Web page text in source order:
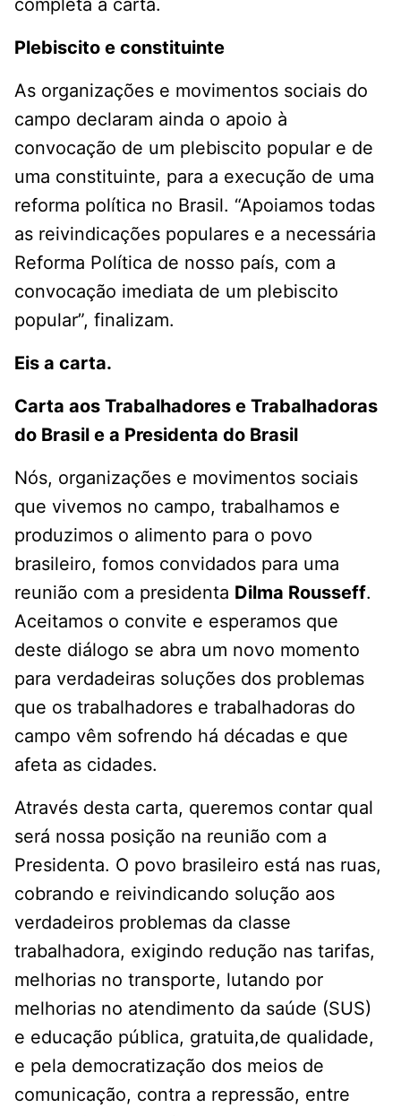
completa a carta.
Plebiscito e constituinte
As organizações e movimentos sociais do
campo declaram ainda o apoio à
convocação de um plebiscito popular e de
uma constituinte, para a execução de uma
reforma política no Brasil. “Apoiamos todas
as reivindicações populares e a necessária
Reforma Política de nosso país, com a
convocação imediata de um plebiscito
popular”, finalizam.
Eis a carta.
Carta aos Trabalhadores e Trabalhadoras
do Brasil e a Presidenta do Brasil
Nós, organizações e movimentos sociais
que vivemos no campo, trabalhamos e
produzimos o alimento para o povo
brasileiro, fomos convidados para uma
reunião com a presidenta Dilma Rousseff.
Aceitamos o convite e esperamos que
deste diálogo se abra um novo momento
para verdadeiras soluções dos problemas
que os trabalhadores e trabalhadoras do
campo vêm sofrendo há décadas e que
afeta as cidades.
Através desta carta, queremos contar qual
será nossa posição na reunião com a
Presidenta. O povo brasileiro está nas ruas,
cobrando e reivindicando solução aos
verdadeiros problemas da classe
trabalhadora, exigindo redução nas tarifas,
melhorias no transporte, lutando por
melhorias no atendimento da saúde (SUS)
e educação pública, gratuita,de qualidade,
e pela democratização dos meios de
comunicação, contra a repressão, entre